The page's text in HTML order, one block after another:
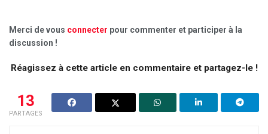
Merci de vous connecter pour commenter et participer à la
discussion !
Réagissez à cette article en commentaire et partagez-le !
13
PARTAGES